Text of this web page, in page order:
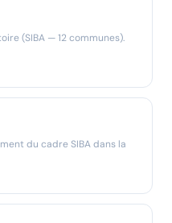
(SIBA — 12 communes).
du cadre SIBA dans la